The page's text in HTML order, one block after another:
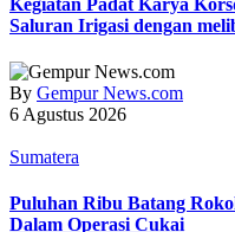
Kegiatan Padat Karya
Saluran Irigasi dengan
By Gempur News.com
6 Agustus 2026
Sumatera
Puluhan Ribu Batang
Dalam Operasi Cukai